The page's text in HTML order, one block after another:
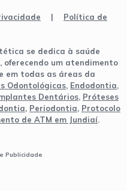
| Política de
se dedica à saúde
oferecendo um atendimento
em todas as áreas da
Odontológicas, Endodontia,
Dentários, Próteses
, Periodontia, Protocolo
de ATM em Jundiaí.
Publicidade